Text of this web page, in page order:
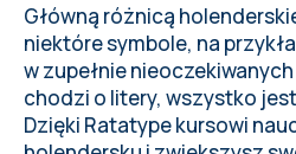
Główną różnicą
niektóre symbole, na
w zupełnie
chodzi o litery, wszystko
Dzięki Ratatype kursowi